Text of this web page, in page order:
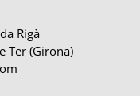
Rigà
Ter (Girona)